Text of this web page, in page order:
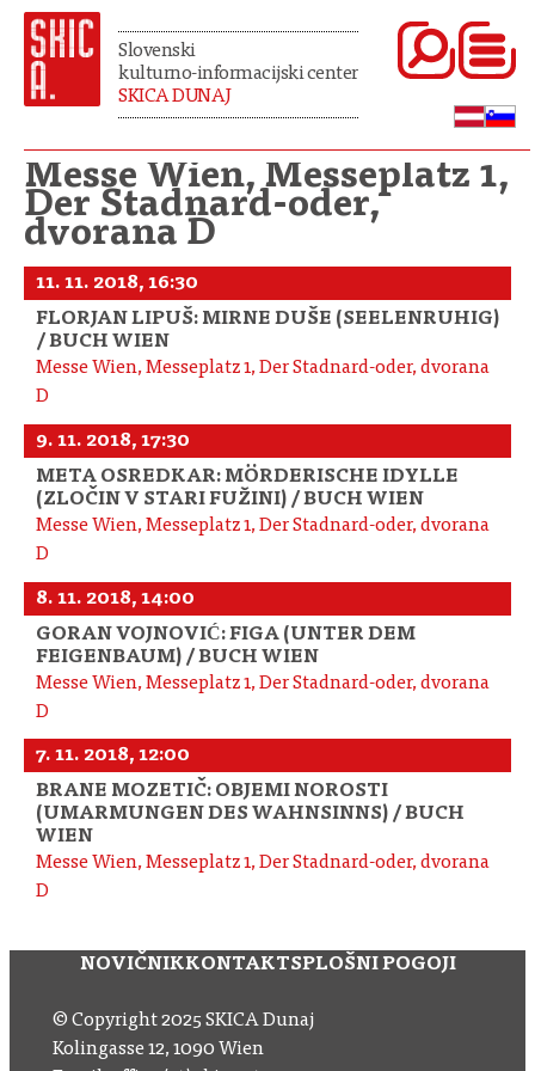
Slovenski
kulturno-informacijski center
SKICA DUNAJ
Messe Wien, Messeplatz 1,
Der Stadnard-oder,
dvorana D
11. 11. 2018, 16:30
FLORJAN LIPUŠ: MIRNE DUŠE (SEELENRUHIG)
/ BUCH WIEN
Messe Wien, Messeplatz 1, Der Stadnard-oder, dvorana
D
9. 11. 2018, 17:30
META OSREDKAR: MÖRDERISCHE IDYLLE
(ZLOČIN V STARI FUŽINI) / BUCH WIEN
Messe Wien, Messeplatz 1, Der Stadnard-oder, dvorana
D
8. 11. 2018, 14:00
GORAN VOJNOVIĆ: FIGA (UNTER DEM
FEIGENBAUM) / BUCH WIEN
Messe Wien, Messeplatz 1, Der Stadnard-oder, dvorana
D
7. 11. 2018, 12:00
BRANE MOZETIČ: OBJEMI NOROSTI
(UMARMUNGEN DES WAHNSINNS) / BUCH
WIEN
Messe Wien, Messeplatz 1, Der Stadnard-oder, dvorana
D
NOVIČNIKKONTAKTSPLOŠNI POGOJI
© Copyright 2025 SKICA Dunaj
Kolingasse 12, 1090 Wien